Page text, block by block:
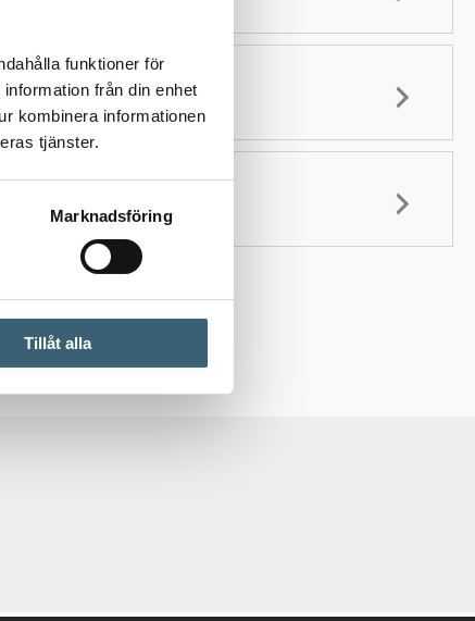
funktioner för
från din enhet
kombinera informationen
tjänster.
Marknadsföring
Tillåt alla